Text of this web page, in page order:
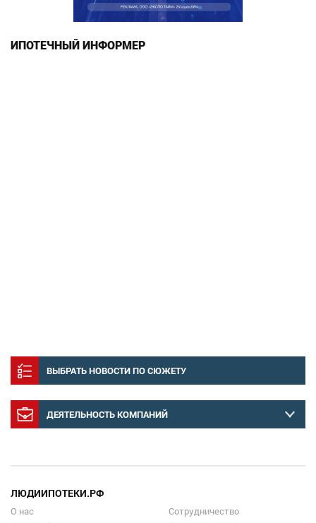
ИПОТЕЧНЫЙ ИНФОРМЕР
ВЫБРАТЬ НОВОСТИ ПО СЮЖЕТУ
ДЕЯТЕЛЬНОСТЬ КОМПАНИЙ
ЛЮДИИПОТЕКИ.РФ
О нас
Сотрудничество